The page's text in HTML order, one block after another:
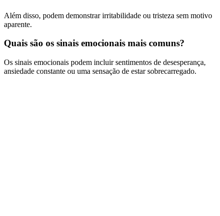
Além disso, podem demonstrar irritabilidade ou tristeza sem motivo
aparente.
Quais são os sinais emocionais mais comuns?
Os sinais emocionais podem incluir sentimentos de desesperança,
ansiedade constante ou uma sensação de estar sobrecarregado.